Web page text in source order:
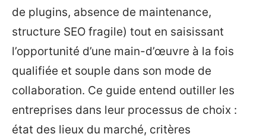
de plugins, absence de maintenance,
structure SEO fragile) tout en saisissant
l’opportunité d’une main-d’œuvre à la fois
qualifiée et souple dans son mode de
collaboration. Ce guide entend outiller les
entreprises dans leur processus de choix :
état des lieux du marché, critères